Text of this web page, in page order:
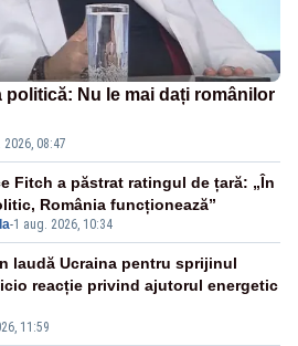
politică: Nu le mai dați românilor
2026, 08:47
-1 aug. 2026, 10:34
Fitch a păstrat ratingul de țară: „În
România funcționează”
11:59
laudă Ucraina pentru sprijinul
reacție privind ajutorul energetic